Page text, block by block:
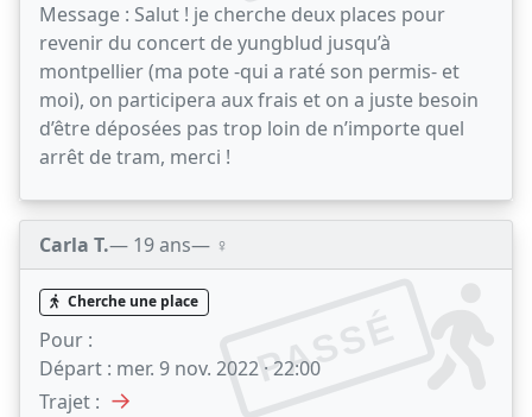
Message : Salut ! je cherche deux places pour
revenir du concert de yungblud jusqu’à
montpellier (ma pote -qui a raté son permis- et
moi), on participera aux frais et on a juste besoin
d’être déposées pas trop loin de n’importe quel
arrêt de tram, merci !
Carla T.— 19 ans— ♀️
PASSÉ
Cherche une place
Pour :
Départ : mer. 9 nov. 2022 · 22:00
Trajet : →